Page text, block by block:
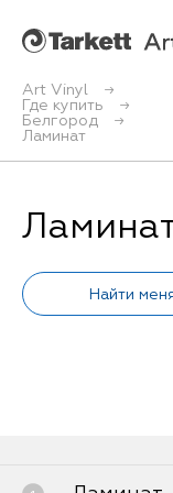
Art Vinyl
Где купить
Белгород
Ламинат
Art